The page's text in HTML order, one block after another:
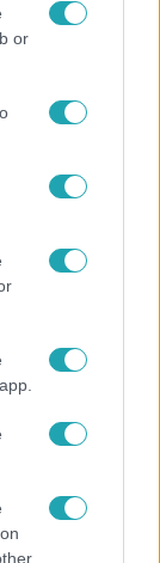
or
át jól
és az új